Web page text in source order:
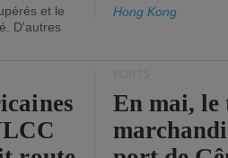
et le
D'autres
Hong Kong
En mai, le